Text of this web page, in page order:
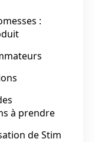
:
à prendre
de Stim